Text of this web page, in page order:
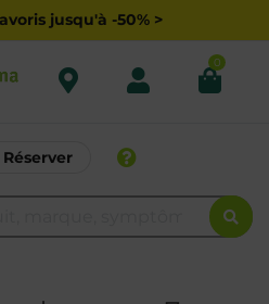
jusqu'à -50% >
0
Réserver